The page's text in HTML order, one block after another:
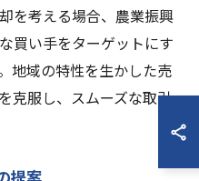
を考える場合、農業振興
買い手をターゲットにす
地域の特性を生かした売
克服し、スムーズな取引